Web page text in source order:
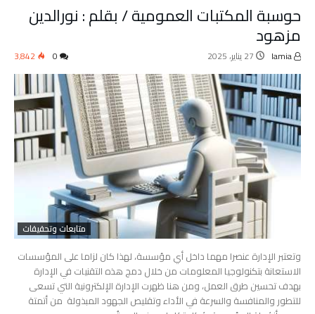
حوسبة المكتبات العمومية / بقلم : نورالدين
مزهود
27 يناير، 2025 3٬842
متابعات وتحقيقات
وتعتبر الإدارة عنصرا مهما داخل أي مؤسسة، لهذا كان لزاما على المؤسسات
الاستعانة بتكنولوجيا المعلومات من خلال دمج هذه التقنيات في الإدارة
بهدف تحسين طرق العمل، ومن هنا ظهرت الإدارة الإلكترونية التي تسعى
للتطور والمنافسة والسرعة في الأداء وتقليص الجهود المبذولة من أتمتة